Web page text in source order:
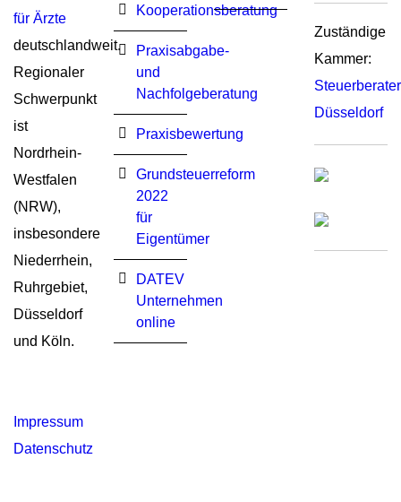
für Ärzte
deutschlandweit.
Regionaler
Schwerpunkt
ist
Nordrhein-
Westfalen
(NRW),
insbesondere
Niederrhein,
Ruhrgebiet,
Düsseldorf
und Köln.
Impressum
Datenschutz
Kooperationsberatung
Praxisabgabe-
und
Nachfolgeberatung
Praxisbewertung
Grundsteuerreform
2022
für
Eigentümer
DATEV
Unternehmen
online
Zuständige
Kammer:
Düsseldorf